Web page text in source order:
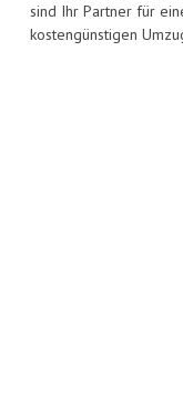
sind Ihr Partner für
kostengünstigen